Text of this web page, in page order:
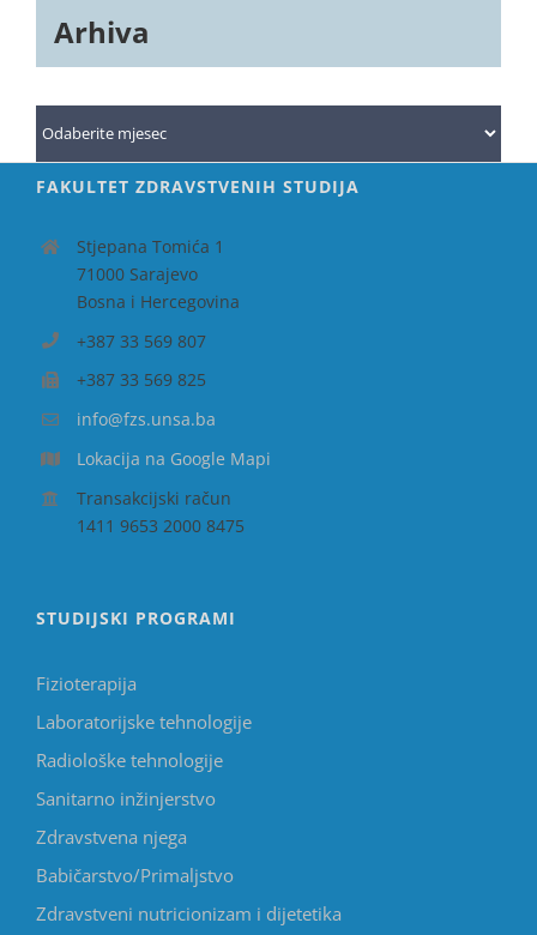
Arhiva
Arhiva
FAKULTET ZDRAVSTVENIH STUDIJA
Stjepana Tomića 1
71000 Sarajevo
Bosna i Hercegovina
+387 33 569 807
+387 33 569 825
info@fzs.unsa.ba
Lokacija na Google Mapi
Transakcijski račun
1411 9653 2000 8475
STUDIJSKI PROGRAMI
Fizioterapija
Laboratorijske tehnologije
Radiološke tehnologije
Sanitarno inžinjerstvo
Zdravstvena njega
Babičarstvo/Primaljstvo
Zdravstveni nutricionizam i dijetetika